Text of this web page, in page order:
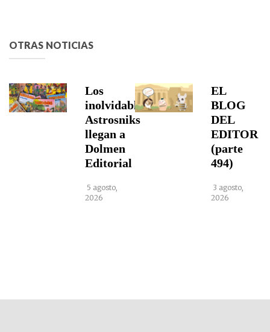
OTRAS NOTICIAS
Los
inolvidables
Astrosniks
llegan a
Dolmen
Editorial
5 agosto,
2026
EL
BLOG
DEL
EDITOR
(parte
494)
3 agosto,
2026